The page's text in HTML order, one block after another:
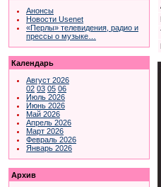
Анонсы
Новости Usenet
«Перлы» телевидения, радио и
прессы о музыке…
Календарь
Август 2026
02 03 05 06
Июль 2026
Июнь 2026
Май 2026
Апрель 2026
Март 2026
Февраль 2026
Январь 2026
Архив